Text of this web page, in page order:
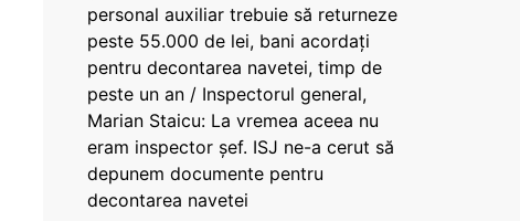
personal auxiliar trebuie să returneze
peste 55.000 de lei, bani acordați
pentru decontarea navetei, timp de
peste un an / Inspectorul general,
Marian Staicu: La vremea aceea nu
eram inspector șef. ISJ ne-a cerut să
depunem documente pentru
decontarea navetei